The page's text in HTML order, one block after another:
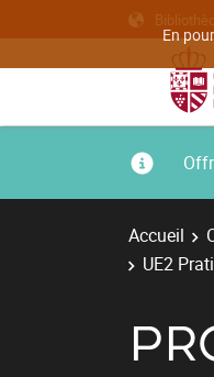
En
Accueil
UE2